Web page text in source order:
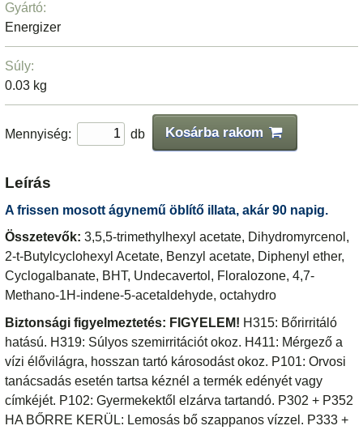
Gyártó:
Energizer
Súly:
0.03 kg
Mennyiség: db Kosárba rakom
Leírás
A frissen mosott ágynemű öblítő illata, akár 90 napig.
Összetevők:3,5,5-trimethylhexyl acetate, Dihydromyrcenol,
2-t-Butylcyclohexyl Acetate, Benzyl acetate, Diphenyl ether,
Cyclogalbanate, BHT, Undecavertol, Floralozone, 4,7-
Methano-1H-indene-5-acetaldehyde, octahydro
Biztonsági figyelmeztetés: FIGYELEM! H315: Bőrirritáló
hatású. H319: Súlyos szemirritációt okoz. H411: Mérgező a
vízi élővilágra, hosszan tartó károsodást okoz. P101: Orvosi
tanácsadás esetén tartsa kéznél a termék edényét vagy
címkéjét. P102: Gyermekektől elzárva tartandó. P302 + P352
HA BŐRRE KERÜL: Lemosás bő szappanos vízzel. P333 +